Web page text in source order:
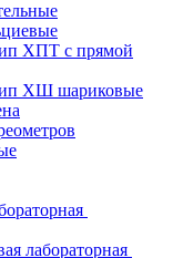
ХПТ с прямой
ХШ шариковые
лабораторная